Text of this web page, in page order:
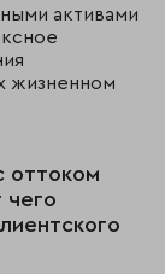
активами
жизненном
оттоком
чего